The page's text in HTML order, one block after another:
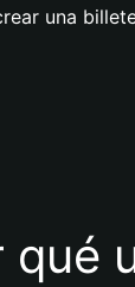
una
qué